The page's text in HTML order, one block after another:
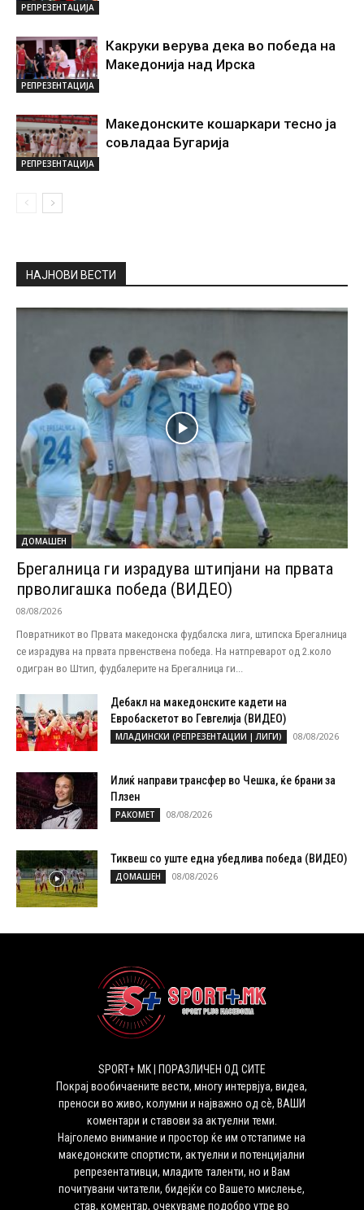
РЕПРЕЗЕНТАЦИЈА
РЕПРЕЗЕНТАЦИЈА
Какруки верува дека во победа на
Македонија над Ирска
РЕПРЕЗЕНТАЦИЈА
Македонските кошаркари тесно ја
совладаа Бугарија
НАЈНОВИ ВЕСТИ
ДОМАШЕН
Брегалница ги израдува штипјани на првата
прволигашка победа (ВИДЕО)
08/08/2026
Повратникот во Првата македонска фудбалска лига, штипска Брегалница
се израдува на првата првенствена победа. На натпреварот од 2.коло
одигран во Штип, фудбалерите на Брегалница ги...
Дебакл на македонските кадети на
Евробаскетот во Гевгелија (ВИДЕО)
МЛАДИНСКИ (РЕПРЕЗЕНТАЦИИ | ЛИГИ) 08/08/2026
Илиќ направи трансфер во Чешка, ќе брани за
Плзен
РАКОМЕТ 08/08/2026
Тиквеш со уште една убедлива победа (ВИДЕО)
ДОМАШЕН 08/08/2026
SPORT+ MK | ПОРАЗЛИЧЕН ОД СИТЕ
Покрај вообичаените вести, многу интервјуа, видеа,
преноси во живо, колумни и најважно од сѐ, ВАШИ
коментари и ставови за актуелни теми.
Најголемо внимание и простор ќе им отстапиме на
македонските спортисти, актуелни и потенцијални
репрезентативци, младите таленти, но и Вам
почитувани читатели, бидејќи со Вашето мислење,
став, коментар, очекуваме подобро утре во